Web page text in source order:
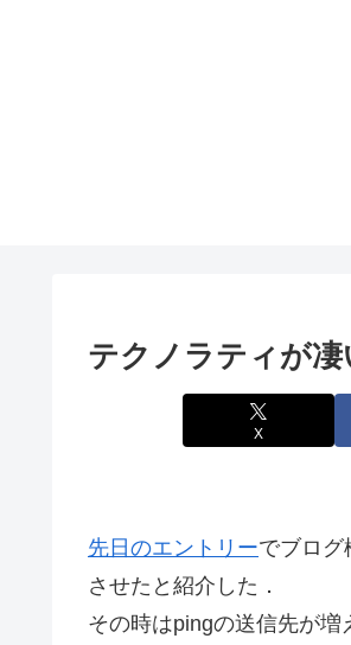
テクノラティが凄
X
先日のエントリーでブログ
させたと紹介した．
その時はpingの送信先が増